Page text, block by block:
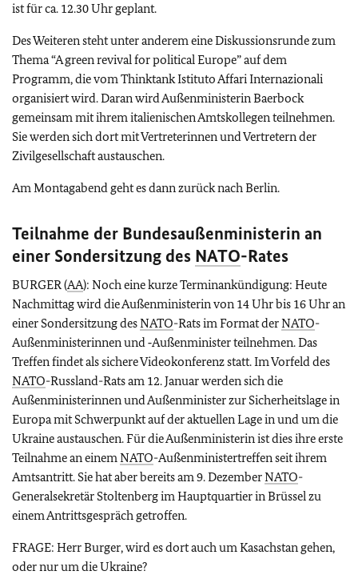
ist für ca. 12.30 Uhr geplant.
Des Weiteren steht unter anderem eine Diskussionsrunde zum
Thema“A green revival for political Europe”auf dem
Programm, die vom ThinktankIstituto Affari Internazionali
organisiert wird. Daran wird Außenministerin Baerbock
gemeinsam mit ihrem italienischen Amtskollegen teilnehmen.
Sie werden sich dort mit Vertreterinnen und Vertretern der
Zivilgesellschaft austauschen.
Am Montagabend geht es dann zurück nach Berlin.
Teilnahme der Bundesaußen­ministerin an
einer Sondersitzung des NATO-Rates
BURGER (AA): Noch eine kurze Terminankündigung: Heute
Nachmittag wird die Außenministerin von 14 Uhr bis 16 Uhr an
einer Sondersitzung desNATO-Rats im Format derNATO-
Außenministerinnen und ‑Außenminister teilnehmen. Das
Treffen findet als sichere Videokonferenz statt. Im Vorfeld des
NATO-Russland-Rats am 12. Januar werden sich die
Außenministerinnen und Außenminister zur Sicherheitslage in
Europa mit Schwerpunkt auf der aktuellen Lage in und um die
Ukraine austauschen. Für die Außenministerin ist dies ihre erste
Teilnahme an einemNATO-Außenministertreffen seit ihrem
Amtsantritt. Sie hat aber bereits am 9. DezemberNATO-
Generalsekretär Stoltenberg im Hauptquartier in Brüssel zu
einem Antrittsgespräch getroffen.
FRAGE: Herr Burger, wird es dort auch um Kasachstan gehen,
oder nur um die Ukraine?